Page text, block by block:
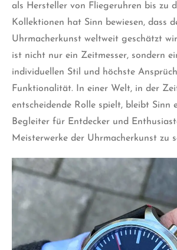
als Hersteller von Fliegeruhren bis zu
Kollektionen hat Sinn bewiesen, dass
Uhrmacherkunst weltweit geschätzt
ist nicht nur ein Zeitmesser, sondern
individuellen Stil und höchste
Funktionalität. In einer Welt, in der
entscheidende Rolle spielt, bleibt Sinn
Begleiter für Entdecker und
Meisterwerke der Uhrmacherkunst zu